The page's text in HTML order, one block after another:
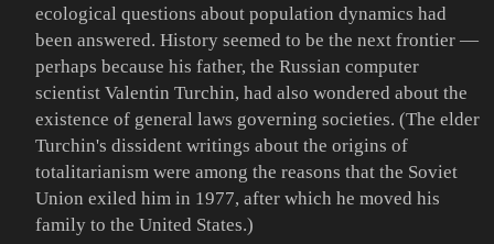
ecological questions about population dynamics had
been answered. History seemed to be the next frontier —
perhaps because his father, the Russian computer
scientist Valentin Turchin, had also wondered about the
existence of general laws governing societies. (The elder
Turchin's dissident writings about the origins of
totalitarianism were among the reasons that the Soviet
Union exiled him in 1977, after which he moved his
family to the United States.)